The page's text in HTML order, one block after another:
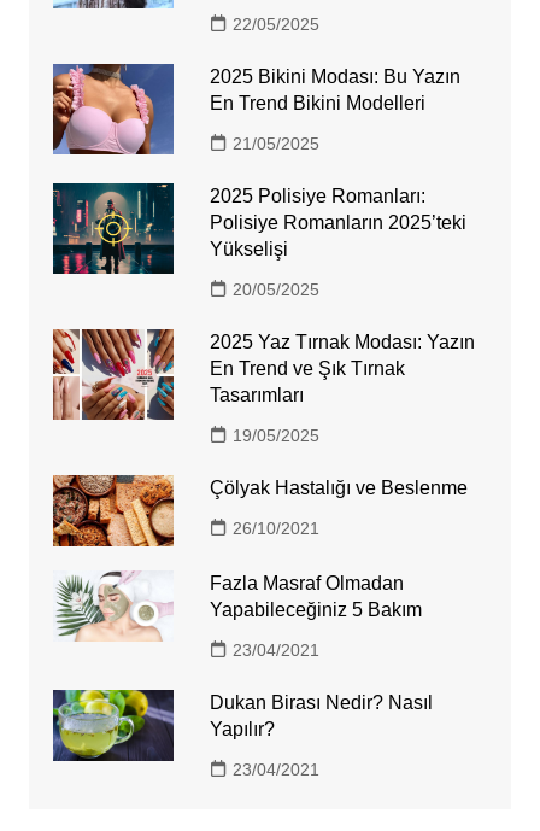
22/05/2025
2025 Bikini Modası: Bu Yazın
En Trend Bikini Modelleri
21/05/2025
2025 Polisiye Romanları:
Polisiye Romanların 2025’teki
Yükselişi
20/05/2025
2025 Yaz Tırnak Modası: Yazın
En Trend ve Şık Tırnak
Tasarımları
19/05/2025
Çölyak Hastalığı ve Beslenme
26/10/2021
Fazla Masraf Olmadan
Yapabileceğiniz 5 Bakım
23/04/2021
Dukan Birası Nedir? Nasıl
Yapılır?
23/04/2021